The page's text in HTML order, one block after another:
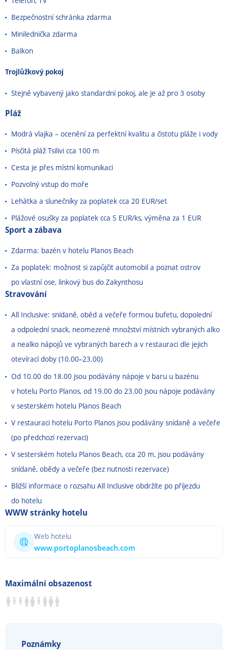
Bezpečnostní schránka zdarma
Minilednička zdarma
Balkon
Trojlůžkový pokoj
Stejně vybavený jako standardní pokoj, ale je až pro 3 osoby
Pláž
Modrá vlajka – ocenění za perfektní kvalitu a čistotu pláže i vody
Písčitá pláž Tsilivi cca 100 m
Cesta je přes místní komunikaci
Pozvolný vstup do moře
Lehátka a slunečníky za poplatek cca 20 EUR/set
Plážové osušky za poplatek cca 5 EUR/ks, výměna za 1 EUR
Sport a zábava
Zdarma: bazén v hotelu Planos Beach
Za poplatek: možnost si zapůjčit automobil a poznat ostrov
po vlastní ose, linkový bus do Zakynthosu
Stravování
All Inclusive: snídaně, oběd a večeře formou bufetu, dopolední
a odpolední snack, neomezené množství místních vybraných alko
a nealko nápojů ve vybraných barech a v restauraci dle jejich
otevírací doby (10.00–23.00)
Od 10.00 do 18.00 jsou podávány nápoje v baru u bazénu
v hotelu Porto Planos, od 19.00 do 23.00 jsou nápoje podávány
v sesterském hotelu Planos Beach
V restauraci hotelu Porto Planos jsou podávány snídaně a večeře
(po předchozí rezervaci)
V sesterském hotelu Planos Beach, cca 20 m, jsou podávány
snídaně, obědy a večeře (bez nutnosti rezervace)
Bližší informace o rozsahu All Inclusive obdržíte po příjezdu
do hotelu
WWW stránky hotelu
Web hotelu
www.portoplanosbeach.com
Maximální obsazenost
Poznámky